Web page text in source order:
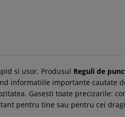
si usor. Produsul Reguli de
informatiile importante cautate
Gasesti toate precizarile:
pentru tine sau pentru cei